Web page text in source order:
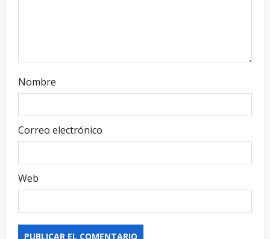
Nombre
Correo electrónico
Web